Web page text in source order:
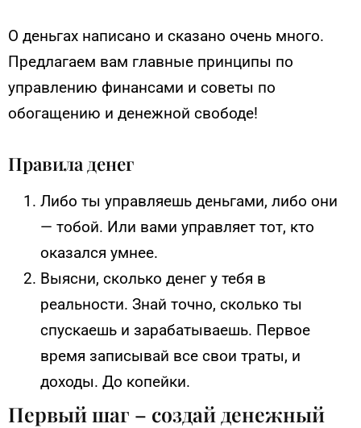
О деньгах написано и сказано очень много.
Предлагаем вам главные принципы по
управлению финансами и советы по
обогащению и денежной свободе!
Правила денег
Либо ты управляешь деньгами, либо они
— тобой. Или вами управляет тот, кто
оказался умнее.
Выясни, сколько денег у тебя в
реальности. Знай точно, сколько ты
спускаешь и зарабатываешь. Первое
время записывай все свои траты, и
доходы. До копейки.
Первый шаг – создай денежный